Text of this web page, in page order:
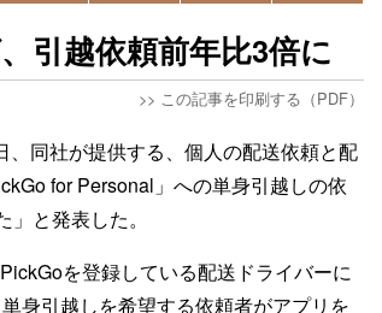
引越依頼前年比3倍に
>> この記事を印刷する（PDF）
同社が提供する、個人の配送依頼と配
for Personal」への単身引越しの依
と発表した。
を登録している配送ドライバーに
身引越しを希望する依頼者がアプリを